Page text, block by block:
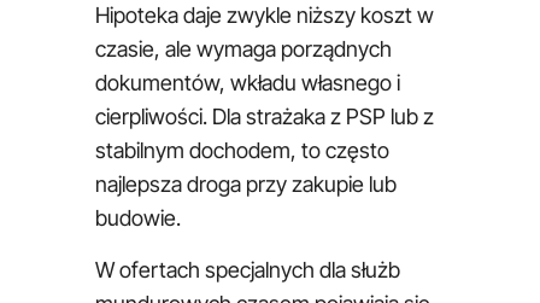
Hipoteka daje zwykle niższy koszt w
czasie, ale wymaga porządnych
dokumentów, wkładu własnego i
cierpliwości. Dla strażaka z PSP lub z
stabilnym dochodem, to często
najlepsza droga przy zakupie lub
budowie.
W ofertach specjalnych dla służb